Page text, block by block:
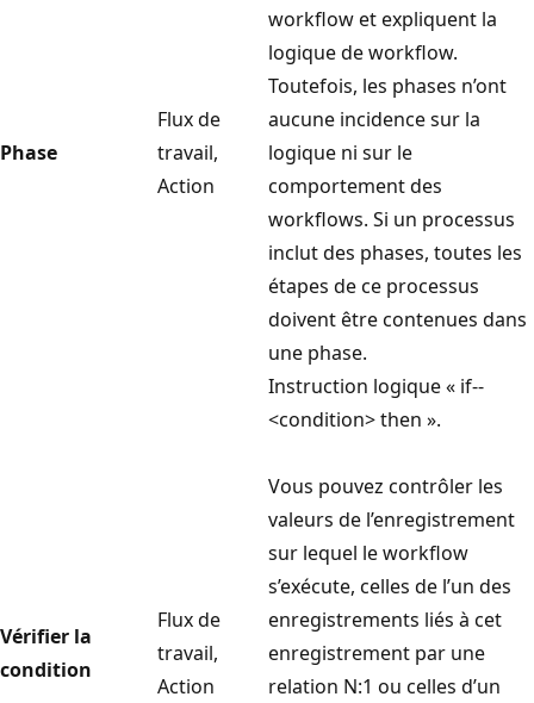
Phase
Flux de
travail,
Action
workflow et expliquent la
logique de workflow.
Toutefois, les phases n’ont
aucune incidence sur la
logique ni sur le
comportement des
workflows. Si un processus
inclut des phases, toutes les
étapes de ce processus
doivent être contenues dans
une phase.
Vérifier la
condition
Flux de
travail,
Action
Instruction logique « if--
<condition> then ».
Vous pouvez contrôler les
valeurs de l’enregistrement
sur lequel le workflow
s’exécute, celles de l’un des
enregistrements liés à cet
enregistrement par une
relation N:1 ou celles d’un